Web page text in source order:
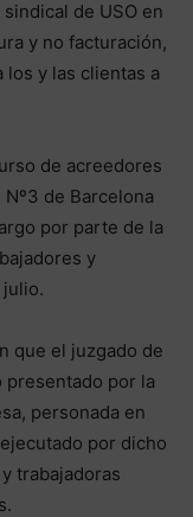
de USO en
y no facturación,
y las clientas a
de acreedores
de Barcelona
por parte de la
y
que el juzgado de
por la
personada en
por dicho
trabajadoras